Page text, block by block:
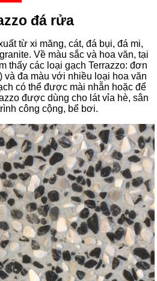
đá rửa
từ xi măng, cát, đá bụi, đá mi,
Về màu sắc và hoa văn, tại
thấy các loại gạch Terrazzo: đơn
và đa màu với nhiều loại hoa văn
có thể được mài nhẵn hoặc để
được dùng cho lát vỉa hè, sân
công cộng, bể bơi.